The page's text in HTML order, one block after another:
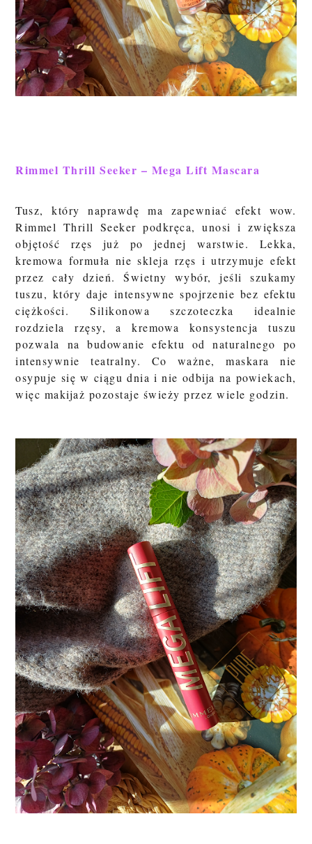
Rimmel Thrill Seeker – Mega Lift Mascara
Tusz, który naprawdę ma zapewniać efekt wow.
Rimmel Thrill Seeker podkręca, unosi i zwiększa
objętość rzęs już po jednej warstwie. Lekka,
kremowa formuła nieskleja rzęs i utrzymuje efekt
przez cały dzień. Świetny wybór, jeśli szukamy
tuszu, który daje intensywne spojrzenie bez efektu
ciężkości.Silikonowa szczoteczka idealnie
rozdziela rzęsy, a kremowa konsystencja tuszu
pozwala na budowanie efektu od naturalnego po
intensywnie teatralny. Co ważne, maskara nie
osypuje się w ciągu dnia i nie odbija na powiekach,
więc makijaż pozostaje świeży przez wiele godzin.